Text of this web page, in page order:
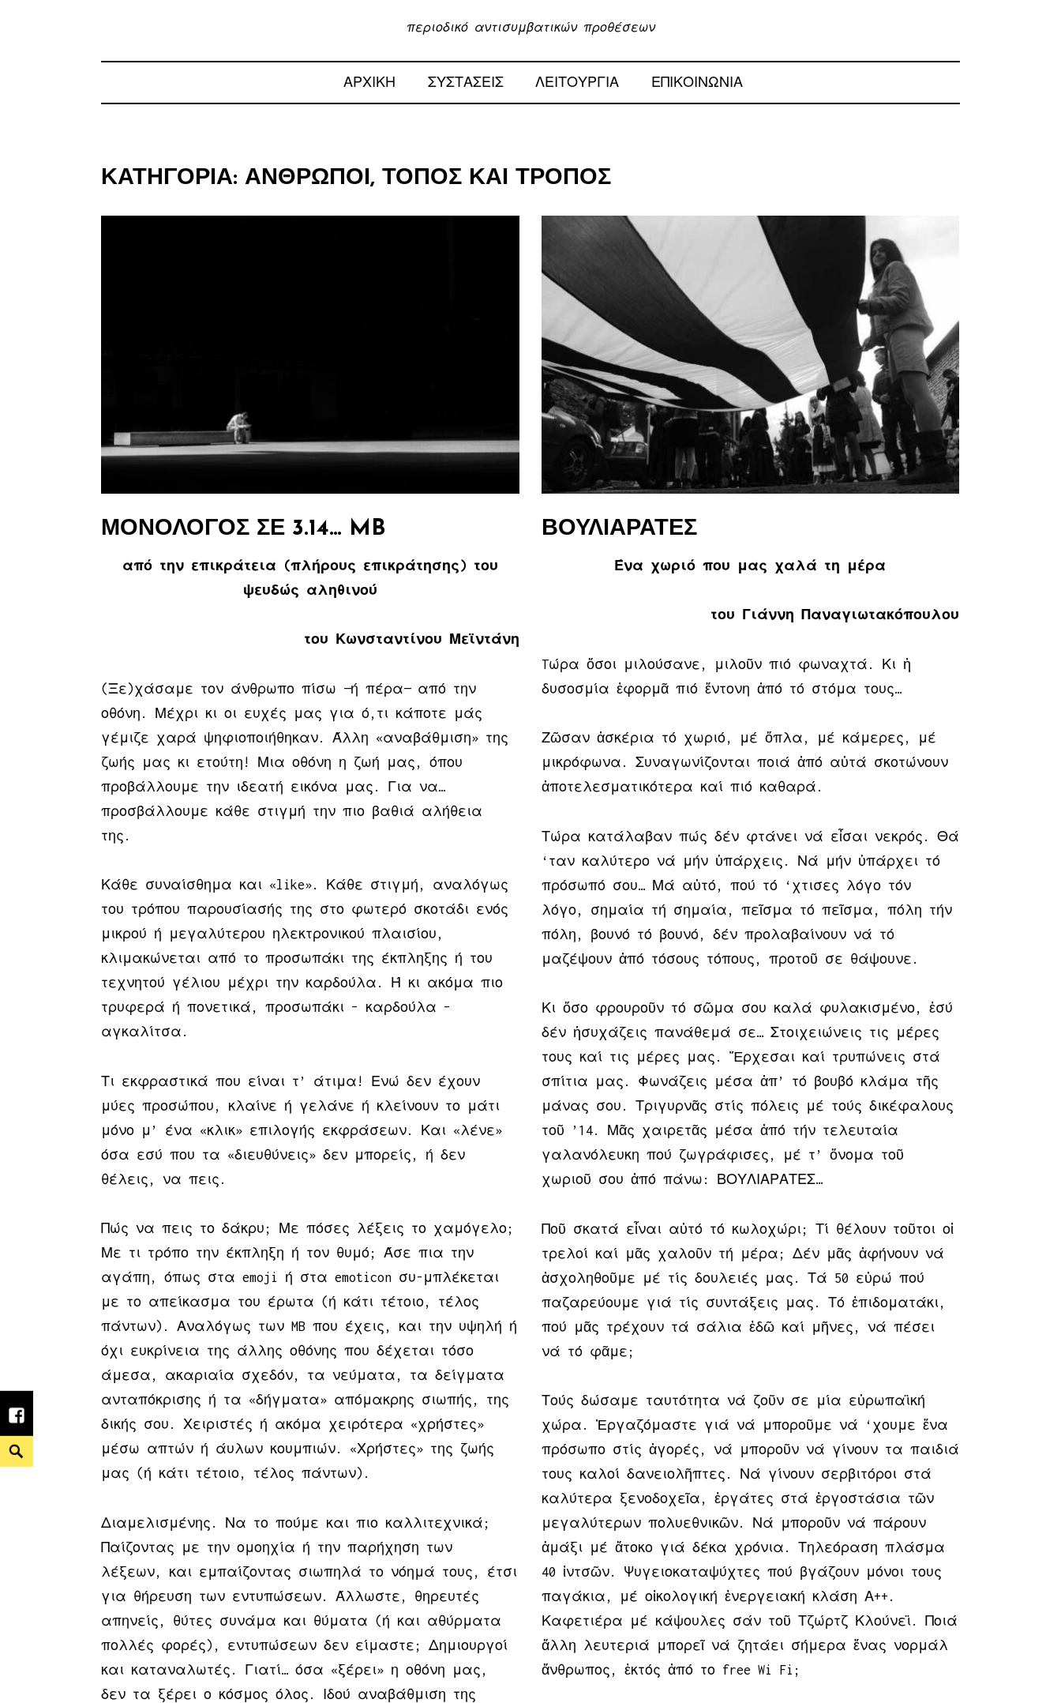
περιοδικό αντισυμβατικών προθέσεων
ΑΡΧΙΚΗ ΣΥΣΤΑΣΕΙΣ ΛΕΙΤΟΥΡΓΙΑ ΕΠΙΚΟΙΝΩΝΙΑ
Facebook
Search
ΚΑΤΗΓΟΡΊΑ: ΆΝΘΡΩΠΟΙ, ΤΌΠΟΣ ΚΑΙ ΤΡΌΠΟΣ
ΜΟΝΌΛΟΓΟΣ ΣΕ 3.14… MB
από την επικράτεια (πλήρους επικράτησης) του
ψευδώς αληθινού
του Κωνσταντίνου Μεϊντάνη
(Ξε)χάσαμε τον άνθρωπο πίσω —ή πέρα— από την
οθόνη. Μέχρι κι οι ευχές μας για ό,τι κάποτε μάς
γέμιζε χαρά ψηφιοποιήθηκαν. Άλλη «αναβάθμιση» της
ζωής μας κι ετούτη! Μια οθόνη η ζωή μας, όπου
προβάλλουμε την ιδεατή εικόνα μας. Για να…
προσβάλλουμε κάθε στιγμή την πιο βαθιά αλήθεια
της.
Κάθε συναίσθημα και «like». Κάθε στιγμή, αναλόγως
του τρόπου παρουσίασής της στο φωτερό σκοτάδι ενός
μικρού ή μεγαλύτερου ηλεκτρονικού πλαισίου,
κλιμακώνεται από το προσωπάκι της έκπληξης ή του
τεχνητού γέλιου μέχρι την καρδούλα. Ή κι ακόμα πιο
τρυφερά ή πονετικά, προσωπάκι – καρδούλα –
αγκαλίτσα.
Τι εκφραστικά που είναι τ’ άτιμα! Ενώ δεν έχουν
μύες προσώπου, κλαίνε ή γελάνε ή κλείνουν το μάτι
μόνο μ’ ένα «κλικ» επιλογής εκφράσεων. Και «λένε»
όσα εσύ που τα «διευθύνεις» δεν μπορείς, ή δεν
θέλεις, να πεις.
Πώς να πεις το δάκρυ; Με πόσες λέξεις το χαμόγελο;
Με τι τρόπο την έκπληξη ή τον θυμό; Άσε πια την
αγάπη, όπως στα emoji ή στα emoticon συ-μπλέκεται
με το απείκασμα του έρωτα (ή κάτι τέτοιο, τέλος
πάντων). Αναλόγως των MB που έχεις, και την υψηλή ή
όχι ευκρίνεια της άλλης οθόνης που δέχεται τόσο
άμεσα, ακαριαία σχεδόν, τα νεύματα, τα δείγματα
ανταπόκρισης ή τα «δήγματα» απόμακρης σιωπής, της
δικής σου. Χειριστές ή ακόμα χειρότερα «χρήστες»
μέσω απτών ή άυλων κουμπιών. «Χρήστες» της ζωής
μας (ή κάτι τέτοιο, τέλος πάντων).
Διαμελισμένης. Να το πούμε και πιο καλλιτεχνικά;
Παίζοντας με την ομοηχία ή την παρήχηση των
λέξεων, και εμπαίζοντας σιωπηλά το νόημά τους, έτσι
για θήρευση των εντυπώσεων. Άλλωστε, θηρευτές
απηνείς, θύτες συνάμα και θύματα (ή και αθύρματα
πολλές φορές), εντυπώσεων δεν είμαστε; Δημιουργοί
και καταναλωτές. Γιατί… όσα «ξέρει» η οθόνη μας,
δεν τα ξέρει ο κόσμος όλος. Ιδού αναβάθμιση της
ΒΟΥΛΙΑΡΑΤΕΣ
Ένα χωριό που μας χαλά τη μέρα
του Γιάννη Παναγιωτακόπουλου
Tώρα ὅσοι μιλούσανε, μιλοῦν πιό φωναχτά. Κι ἡ
δυσοσμία ἐφορμᾶ πιό ἔντονη ἀπό τό στόμα τους…
Ζῶσαν ἀσκέρια τό χωριό, μέ ὅπλα, μέ κάμερες, μέ
μικρόφωνα. Συναγωνίζονται ποιά ἀπό αὐτά σκοτώνουν
ἀποτελεσματικότερα καί πιό καθαρά.
Τώρα κατάλαβαν πώς δέν φτάνει νά εἶσαι νεκρός. Θά
‘ταν καλύτερο νά μήν ὑπάρχεις. Νά μήν ὑπάρχει τό
πρόσωπό σου… Μά αὐτό, πού τό ‘χτισες λόγο τόν
λόγο, σημαία τή σημαία, πεῖσμα τό πεῖσμα, πόλη τήν
πόλη, βουνό τό βουνό, δέν προλαβαίνουν νά τό
μαζέψουν ἀπό τόσους τόπους, προτοῦ σε θάψουνε.
Κι ὅσο φρουροῦν τό σῶμα σου καλά φυλακισμένο, ἐσύ
δέν ἡσυχάζεις πανάθεμά σε… Στοιχειώνεις τις μέρες
τους καί τις μέρες μας. Ἔρχεσαι καί τρυπώνεις στά
σπίτια μας. Φωνάζεις μέσα ἀπ’ τό βουβό κλάμα τῆς
μάνας σου. Τριγυρνᾶς στίς πόλεις μέ τούς δικέφαλους
τοῦ ’14. Μᾶς χαιρετᾶς μέσα ἀπό τήν τελευταία
γαλανόλευκη πού ζωγράφισες, μέ τ’ ὄνομα τοῦ
χωριοῦ σου ἀπό πάνω: ΒΟΥΛΙΑΡΑΤΕΣ…
Ποῦ σκατά εἶναι αὐτό τό κωλοχώρι; Τί θέλουν τοῦτοι οἱ
τρελοί καί μᾶς χαλοῦν τή μέρα; Δέν μᾶς ἀφήνουν νά
ἀσχοληθοῦμε μέ τίς δουλειές μας. Τά 50 εὐρώ πού
παζαρεύουμε γιά τίς συντάξεις μας. Τό ἐπιδοματάκι,
πού μᾶς τρέχουν τά σάλια ἐδῶ καί μῆνες, νά πέσει
νά τό φᾶμε;
Τούς δώσαμε ταυτότητα νά ζοῦν σε μία εὐρωπαϊκή
χώρα. Ἐργαζόμαστε γιά νά μποροῦμε νά ‘χουμε ἕνα
πρόσωπο στίς ἀγορές, νά μποροῦν νά γίνουν τα παιδιά
τους καλοί δανειολῆπτες. Νά γίνουν σερβιτόροι στά
καλύτερα ξενοδοχεῖα, ἐργάτες στά ἐργοστάσια τῶν
μεγαλύτερων πολυεθνικῶν. Νά μποροῦν νά πάρουν
ἁμάξι μέ ἄτοκο γιά δέκα χρόνια. Τηλεόραση πλάσμα
40 ἰντσῶν. Ψυγειοκαταψύχτες πού βγάζουν μόνοι τους
παγάκια, μέ οἰκολογική ἐνεργειακή κλάση Α++.
Καφετιέρα μέ κάψουλες σάν τοῦ Τζώρτζ Κλούνεϊ. Ποιά
ἄλλη λευτεριά μπορεῖ νά ζητάει σήμερα ἕνας νορμάλ
ἄνθρωπος, ἐκτός ἀπό το free Wi Fi;